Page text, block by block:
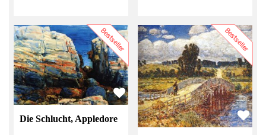
Bestseller
Die Schlucht, Appledore
Bestseller